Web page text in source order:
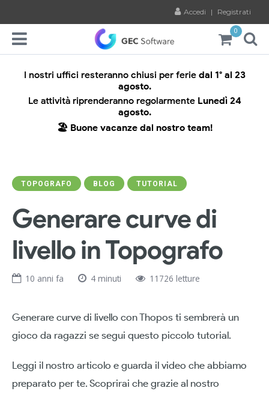
Accedi | Registrati
0
I nostri uffici resteranno chiusi per ferie dal 1° al 23
agosto.
Le attività riprenderanno regolarmente Lunedì 24
agosto.
🏖️ Buone vacanze dal nostro team!
TOPOGRAFO BLOG TUTORIAL
Generare curve di
livello in Topografo
10 anni fa 4 minuti 11726 letture
Generare curve di livello con Thopos ti sembrerà un
gioco da ragazzi se segui questo piccolo tutorial.
Leggi il nostro articolo e guarda il video che abbiamo
preparato per te. Scoprirai che grazie al nostro